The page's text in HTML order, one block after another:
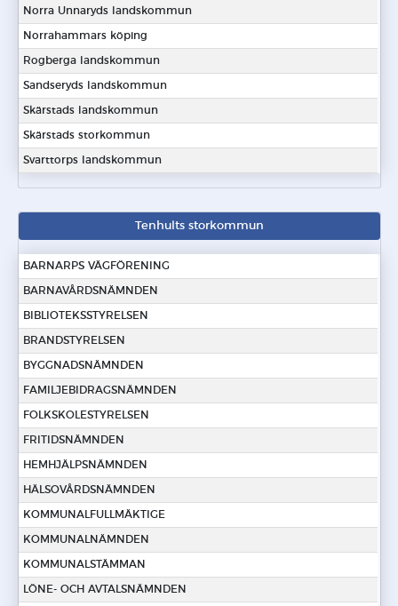
Norra Unnaryds landskommun
Norrahammars köping
Rogberga landskommun
Sandseryds landskommun
Skärstads landskommun
Skärstads storkommun
Svarttorps landskommun
Tenhults storkommun
BARNARPS VÄGFÖRENING
BARNAVÅRDSNÄMNDEN
BIBLIOTEKSSTYRELSEN
BRANDSTYRELSEN
BYGGNADSNÄMNDEN
FAMILJEBIDRAGSNÄMNDEN
FOLKSKOLESTYRELSEN
FRITIDSNÄMNDEN
HEMHJÄLPSNÄMNDEN
HÄLSOVÅRDSNÄMNDEN
KOMMUNALFULLMÄKTIGE
KOMMUNALNÄMNDEN
KOMMUNALSTÄMMAN
LÖNE- OCH AVTALSNÄMNDEN